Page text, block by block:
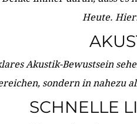
Heute.
Akustik-Bewustsein
sondern in nahezu
SCHNELLE